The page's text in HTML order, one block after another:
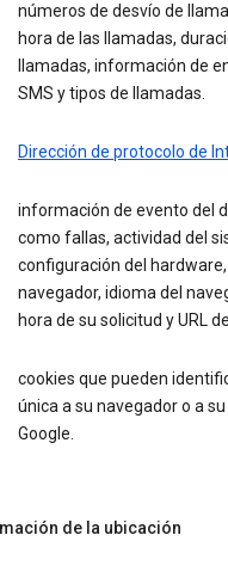
números de desvío de
hora de las llamadas,
llamadas, información de
SMS y tipos de llamadas.
Dirección de protocolo de
información de evento del
como fallas, actividad del
configuración del
navegador, idioma del
hora de su solicitud y URL
cookies que pueden
única a su navegador o a
Google.
de la ubicación